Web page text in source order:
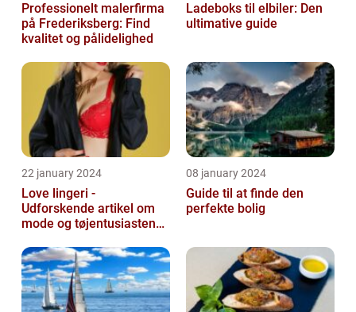
Professionelt malerfirma
på Frederiksberg: Find
kvalitet og pålidelighed
Ladeboks til elbiler: Den
ultimative guide
22 january 2024
Love lingeri -
Udforskende artikel om
mode og tøjentusiastens
08 january 2024
Guide til at finde den
perfekte bolig